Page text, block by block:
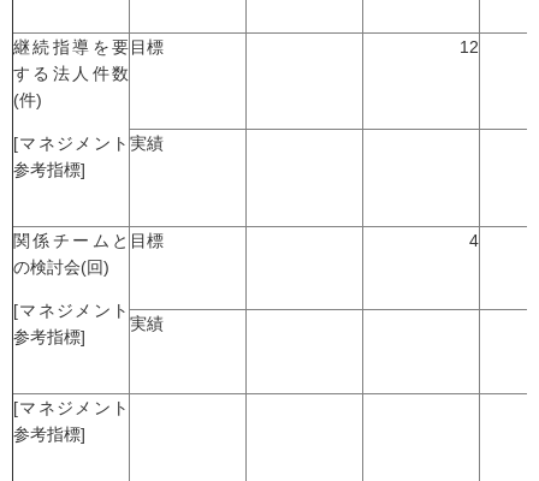
継続指導を要
する法人件数
(件)
[マネジメント
参考指標]
目標 12
実績
関係チームと
の検討会(回)
[マネジメント
参考指標]
目標 4
実績
[マネジメント
参考指標]